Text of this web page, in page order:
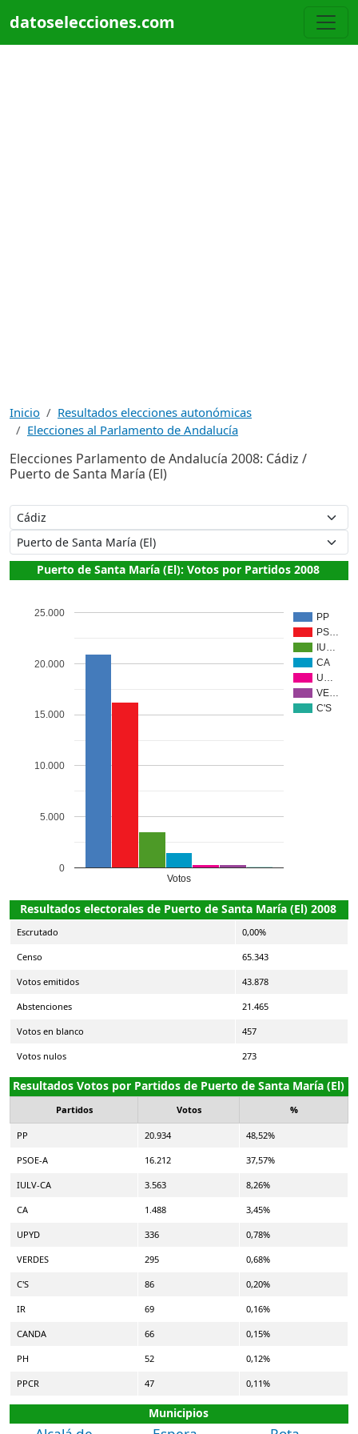
datoselecciones.com
Inicio
Resultados elecciones autonómicas
Elecciones al Parlamento de Andalucía
Elecciones Parlamento de Andalucía 2008: Cádiz /
Puerto de Santa María (El)
Puerto de Santa María (El): Votos por Partidos 2008
PP
PS…
IU…
CA
U…
VE…
C'S
Votos
0
5.000
10.000
15.000
20.000
25.000
Resultados electorales de Puerto de Santa María (El) 2008
Escrutado 0,00%
Censo 65.343
Votos emitidos 43.878
Abstenciones 21.465
Votos en blanco 457
Votos nulos 273
Resultados Votos por Partidos de Puerto de Santa María (El)
Partidos Votos %
PP 20.934 48,52%
PSOE-A 16.212 37,57%
IULV-CA 3.563 8,26%
CA 1.488 3,45%
UPYD 336 0,78%
VERDES 295 0,68%
C'S 86 0,20%
IR 69 0,16%
CANDA 66 0,15%
PH 52 0,12%
PPCR 47 0,11%
Municipios